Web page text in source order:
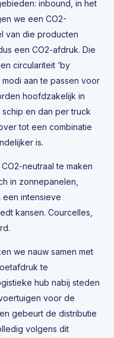
inbound, in het
we een CO2-
van die producten
een CO2-afdruk. Die
circulariteit ‘by
aan te passen voor
hoofdzakelijk in
en dan per truck
tot een combinatie
is.
neutraal te maken
in zonnepanelen,
een intensieve
kansen. Courcelles,
we nauw samen met
te
hub nabij steden
voor de
gebeurt de distributie
volgens dit